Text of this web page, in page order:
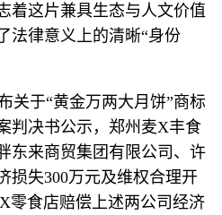
着这片兼具生态与人文价值
法律意义上的清晰“身份
关于“黄金万两大月饼”商标
判决书公示，郑州麦X丰食
东来商贸集团有限公司、许
损失300万元及维权合理开
零食店赔偿上述两公司经济